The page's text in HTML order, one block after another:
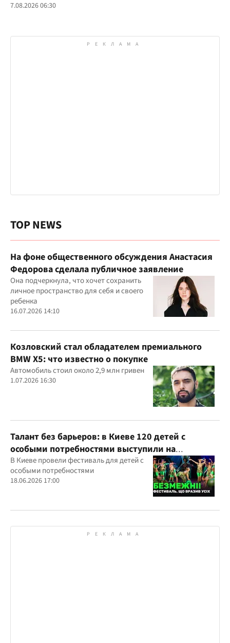
7.08.2026 06:30
TOP NEWS
На фоне общественного обсуждения Анастасия
Федорова сделала публичное заявление
Она подчеркнула, что хочет сохранить
личное пространство для себя и своего
ребенка
16.07.2026 14:10
Козловский стал обладателем премиального
BMW X5: что известно о покупке
Автомобиль стоил около 2,9 млн гривен
1.07.2026 16:30
Талант без барьеров: в Киеве 120 детей с
особыми потребностями выступили на
всеукраинском фестивале
В Киеве провели фестиваль для детей с
особыми потребностями
18.06.2026 17:00